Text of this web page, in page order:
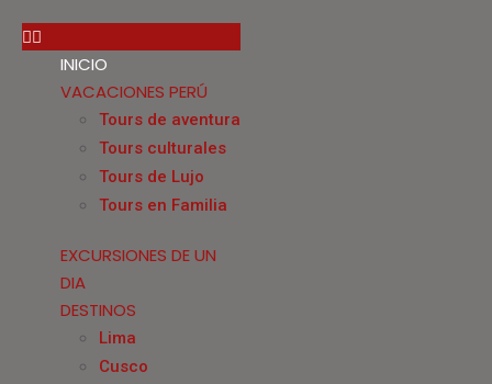
INICIO
VACACIONES PERÚ
Tours de aventura
Tours culturales
Tours de Lujo
Tours en Familia
EXCURSIONES DE UN
DIA
DESTINOS
Lima
Cusco